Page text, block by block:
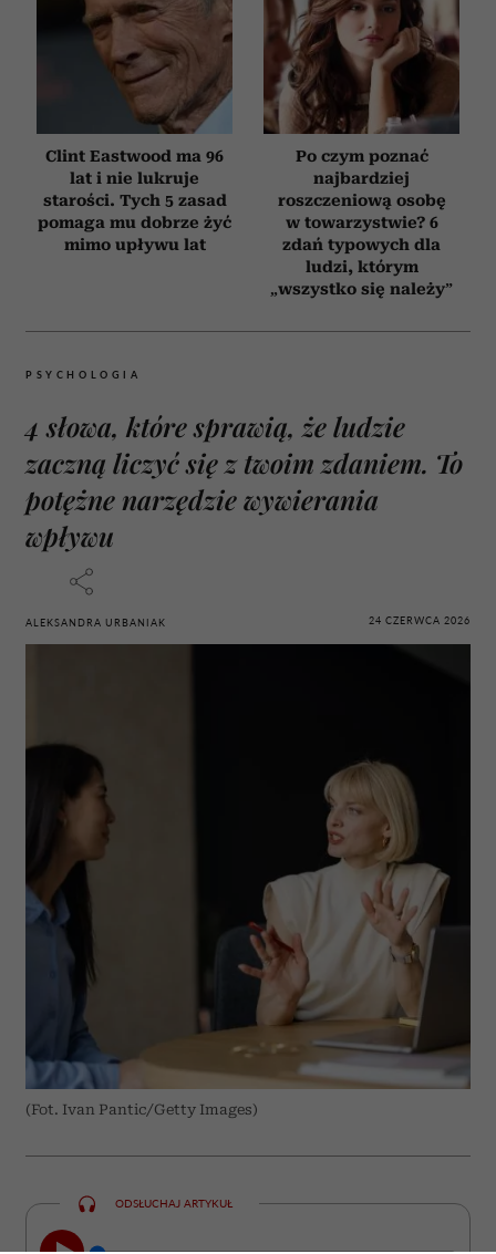
Clint Eastwood ma 96
lat i nie lukruje
starości. Tych 5 zasad
pomaga mu dobrze żyć
mimo upływu lat
Po czym poznać
najbardziej
roszczeniową osobę
w towarzystwie? 6
zdań typowych dla
ludzi, którym
„wszystko się należy”
PSYCHOLOGIA
4 słowa, które sprawią, że ludzie
zaczną liczyć się z twoim zdaniem. To
potężne narzędzie wywierania
wpływu
ALEKSANDRA URBANIAK 24 CZERWCA 2026
(Fot. Ivan Pantic/Getty Images)
ODSŁUCHAJ ARTYKUŁ